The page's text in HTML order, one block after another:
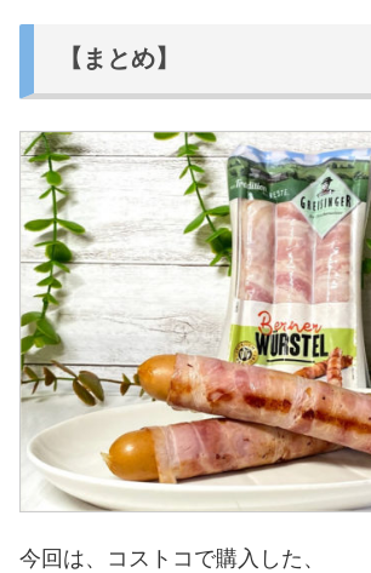
【まとめ】
今回は、コストコで購入した、